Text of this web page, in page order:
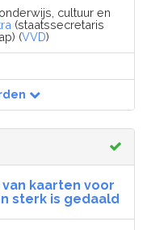
cultuur en
(staatssecretaris
(VVD)
kaarten voor
sterk is gedaald